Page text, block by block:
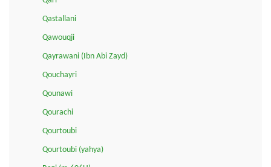
Qastallani
Qawouqji
Qayrawani (Ibn Abi Zayd)
Qouchayri
Qounawi
Qourachi
Qourtoubi
Qourtoubi (yahya)